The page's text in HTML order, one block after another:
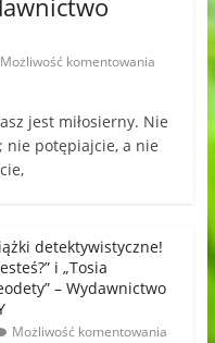
Możliwość komentowania
jest miłosierny. Nie
nie potępiajcie, a nie
detektywistyczne!
i „Tosia
– Wydawnictwo
Możliwość komentowania